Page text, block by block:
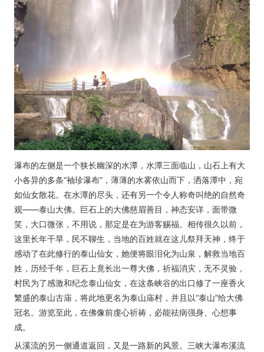
瀑布的左侧是一个狭长幽深的水潭，水潭三面临山，山石上有大
小各异的多条“袖珍瀑布”，薄薄的水雾依山而下，洒落潭中，宛
如仙女散花。在水潭的尽头，还有另一个令人称奇叫绝的自然奇
观——泰山大佛。巨石上的大佛慈眉善目，神态安详，面带微
笑，大口微张，不用说，那定是在为游客赐福。相传很久以前，
这里长年干旱，民不聊生，当地的百姓就在这儿祭拜天神，终于
感动了在此修行的泰山仙女，她便将眼泪化为山泉，解救当地百
姓，历经千年，巨石上竟长出一尊大佛，祈福消灾，无不灵验，
村民为了感激和纪念泰山仙女，在这条峡谷的出口修了一座香火
繁盛的泰山古庙，将此地更名为泰山庙村，并且以“泰山”给大佛
冠名。游览至此，在佛像前虔心祈祷，必能祛病强身、心想事
成。
从溪流的另一侧通道返回，又是一路新的风景。三峡大瀑布溪流